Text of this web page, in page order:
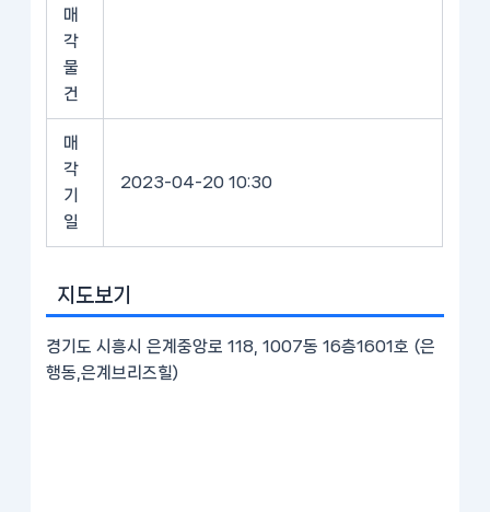
매
각
물
건
매
각
기
일
2023-04-20 10:30
지도보기
경기도 시흥시 은계중앙로 118, 1007동 16층1601호 (은
행동,은계브리즈힐)